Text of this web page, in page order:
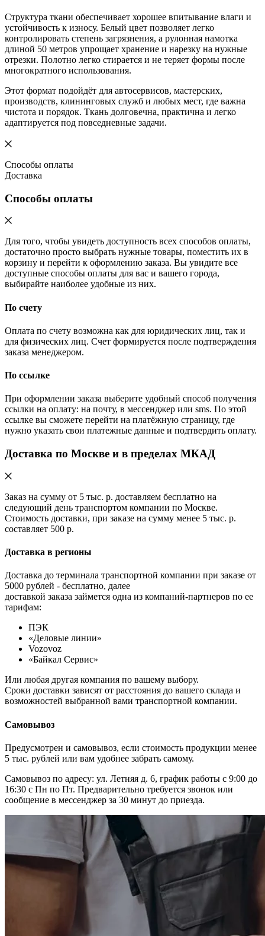
Структура ткани обеспечивает хорошее впитывание влаги и
устойчивость к износу. Белый цвет позволяет легко
контролировать степень загрязнения, а рулонная намотка
длиной 50 метров упрощает хранение и нарезку на нужные
отрезки. Полотно легко стирается и не теряет формы после
многократного использования.
Этот формат подойдёт для автосервисов, мастерских,
производств, клининговых служб и любых мест, где важна
чистота и порядок. Ткань долговечна, практична и легко
адаптируется под повседневные задачи.
Способы оплаты
Доставка
Способы оплаты
Для того, чтобы увидеть доступность всех способов оплаты,
достаточно просто выбрать нужные товары, поместить их в
корзину и перейти к оформлению заказа. Вы увидите все
доступные способы оплаты для вас и вашего города,
выбирайте наиболее удобные из них.
По счету
Оплата по счету возможна как для юридических лиц, так и
для физических лиц. Счет формируется после подтверждения
заказа менеджером.
По ссылке
При оформлении заказа выберите удобный способ получения
ссылки на оплату: на почту, в мессенджер или sms. По этой
ссылке вы сможете перейти на платёжную страницу, где
нужно указать свои платежные данные и подтвердить оплату.
Доставка по Москве и в пределах МКАД
Заказ на сумму от 5 тыс. р. доставляем бесплатно на
следующий день транспортом компании по Москве.
Стоимость доставки, при заказе на сумму менее 5 тыс. р.
составляет 500 р.
Доставка в регионы
Доставка до терминала транспортной компании при заказе от
5000 рублей - бесплатно, далее
доставкой заказа займется одна из компаний-партнеров по ее
тарифам:
ПЭК
«Деловые линии»
Vozovoz
«Байкал Сервис»
Или любая другая компания по вашему выбору.
Сроки доставки зависят от расстояния до вашего склада и
возможностей выбранной вами транспортной компании.
Самовывоз
Предусмотрен и самовывоз, если стоимость продукции менее
5 тыс. рублей или вам удобнее забрать самому.
Самовывоз по адресу: ул. Летняя д. 6, график работы с 9:00 до
16:30 с Пн по Пт. Предварительно требуется звонок или
сообщение в мессенджер за 30 минут до приезда.